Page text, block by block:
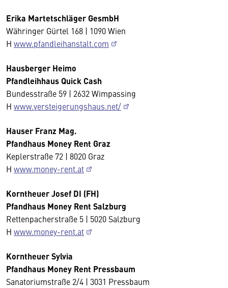
Erika Martetschläger GesmbH
Währinger Gürtel 168 | 1090 Wien
H www.pfandleihanstalt.com
Hausberger Heimo
Pfandleihhaus Quick Cash
Bundesstraße 59 | 2632 Wimpassing
H www.versteigerungshaus.net/
Hauser Franz Mag.
Pfandhaus Money Rent Graz
Keplerstraße 72 | 8020 Graz
H www.money-rent.at
Korntheuer Josef DI (FH)
Pfandhaus Money Rent Salzburg
Rettenpacherstraße 5 | 5020 Salzburg
H www.money-rent.at
Korntheuer Sylvia
Pfandhaus Money Rent Pressbaum
Sanatoriumstraße 2/4 | 3031 Pressbaum